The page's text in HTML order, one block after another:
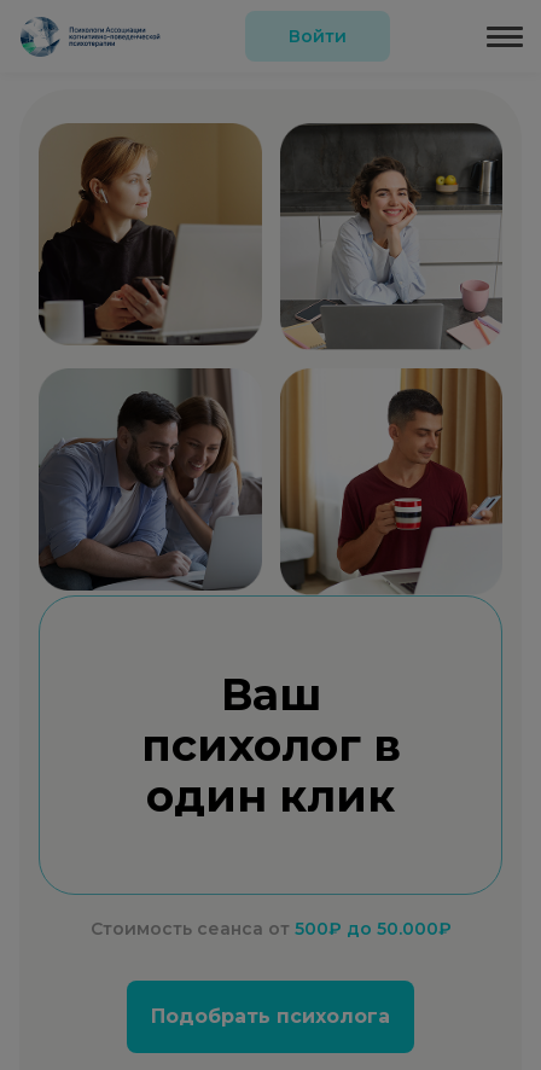
Войти
Ваш
психолог в
один клик
Стоимость сеанса от 500₽ до 50.000₽
Подобрать психолога